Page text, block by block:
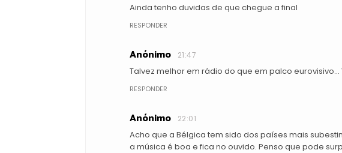
Ainda tenho duvidas de que chegue a final
RESPONDER
Anónimo 21:47
Talvez melhor em rádio do que em palco eurovisivo...
RESPONDER
Anónimo 22:01
Acho que a Bélgica tem sido dos países mais
a música é boa e fica no ouvido. Penso que pode